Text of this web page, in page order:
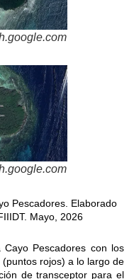
Pescadores. Elaborado
Mayo, 2026
Pescadores con los
rojos) a lo largo de
de transceptor para el